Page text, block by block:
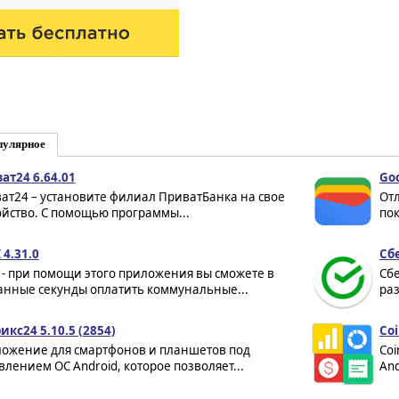
6.64.01
– установите филиал ПриватБанка на свое
С помощью программы...
при помощи этого приложения вы сможете в
секунды оплатить коммунальные...
5.10.5 (2854)
для смартфонов и планшетов под
ОС Android, которое позволяет...